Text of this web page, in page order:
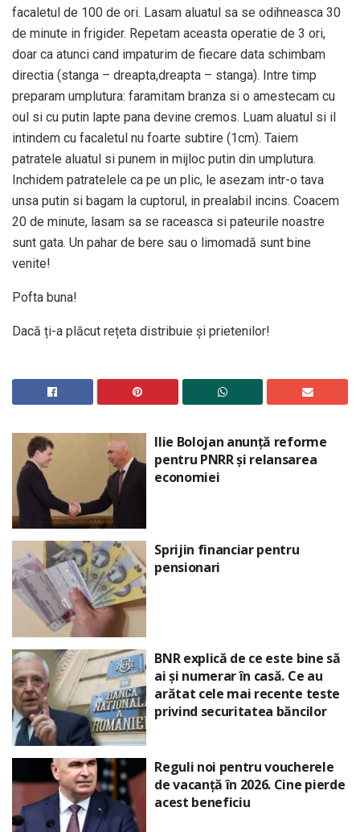
facaletul de 100 de ori. Lasam aluatul sa se odihneasca 30
de minute in frigider. Repetam aceasta operatie de 3 ori,
doar ca atunci cand impaturim de fiecare data schimbam
directia (stanga – dreapta,dreapta – stanga). Intre timp
preparam umplutura: faramitam branza si o amestecam cu
oul si cu putin lapte pana devine cremos. Luam aluatul si il
intindem cu facaletul nu foarte subtire (1cm). Taiem
patratele aluatul si punem in mijloc putin din umplutura.
Inchidem patratelele ca pe un plic, le asezam intr-o tava
unsa putin si bagam la cuptorul, in prealabil incins. Coacem
20 de minute, lasam sa se raceasca si pateurile noastre
sunt gata. Un pahar de bere sau o limomadă sunt bine
venite!
Pofta buna!
Dacă ți-a plăcut rețeta distribuie și prietenilor!
Ilie Bolojan anunță reforme
pentru PNRR și relansarea
economiei
Sprijin financiar pentru
pensionari
BNR explică de ce este bine să
ai și numerar în casă. Ce au
arătat cele mai recente teste
privind securitatea băncilor
Reguli noi pentru voucherele
de vacanță în 2026. Cine pierde
acest beneficiu